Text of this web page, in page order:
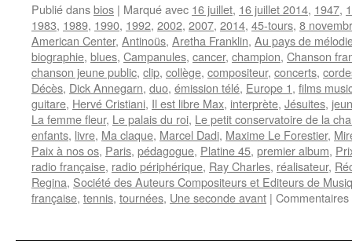
Publié dansbios | Marqué avec 16 juillet, 16 juillet 2014, 1947,
1983, 1989, 1990, 1992, 2002, 2007, 2014, 45-tours, 8
American Center, Antinoüs, Aretha Franklin, Au pays de
biographie, blues, Campanules, cancer, champion, Chanson
chanson jeune public, clip, collège, compositeur, concerts,
Décès, Dick Annegarn, duo, émission télé, Europe 1, films
guitare, Hervé Cristiani, Il est libre Max, interprète, Jésuites,
La femme fleur, Le palais du roi, Le petit conservatoire de la
enfants, livre, Ma claque, Marcel Dadi, Maxime Le Forestier,
Paix à nos os, Paris, pédagogue, Platine 45, premier album,
radio française, radio périphérique, Ray Charles, réalisateur,
Regina, Société des Auteurs Compositeurs et Editeurs de
française, tennis, tournées, Une seconde avant |